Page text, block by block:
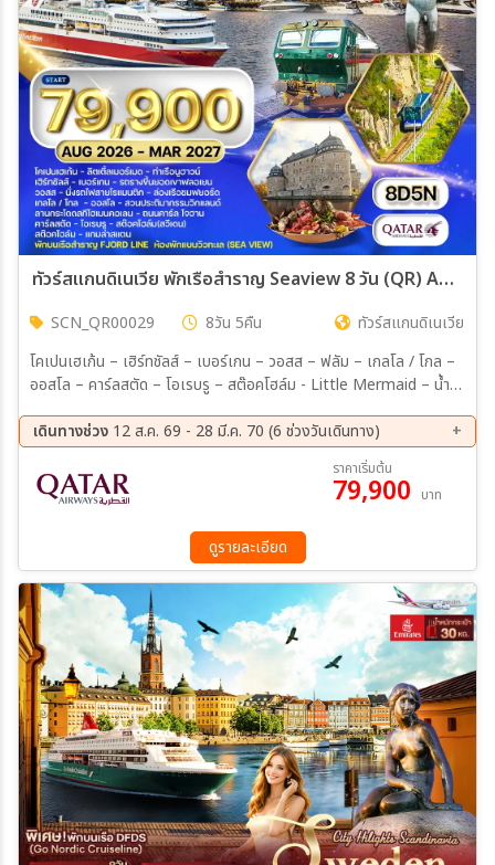
ทัวร์สแกนดิเนเวีย พักเรือสำราญ Seaview 8 วัน (QR) AUG 26 - MAR 27
SCN_QR00029 8วัน 5คืน
ทัวร์สแกนดิเนเวีย
โคเปนเฮเก้น – เฮิร์ทชัลส์ – เบอร์เกน – วอสส – ฟลัม – เกลโล / โกล –
ออสโล – คาร์ลสตัด – โอเรบรู – สต๊อคโฮล์ม - Little Mermaid – น้ำพุ
Line – รถรางขึ้นยอดเขาฟลอเยน – Bryggen – Flam Railway –
Nærøyfjord – สวนประติมากรรมวิกแลนด์ – Holmenkollen Ski
Jump – ถนนคาร์ล โจฮาน – Orebro Castle – Gamla Stan – City
Hall Stockholm – Drottninggatan เมนูอาหารพิเศษ : มื้อค่ำบนเรือ
เดินทางช่วง 12 ส.ค. 69 - 28 มี.ค. 70 (6 ช่วงวันเดินทาง)
23 ก.ย. 69 - 30 ก.ย. 69
04 ต.ค. 69 - 11 ต.ค. 69
18 ต.ค. 69 - 25 ต.ค. 69
08 พ.ย. 69 - 15 พ.ย. 69
21 มี.ค 70 - 28 มี.ค 70
ราคาเริ่มต้น
79,900 บาท
ดูรายละเอียด